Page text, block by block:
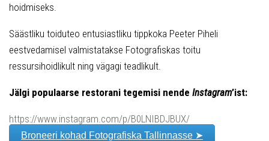
hoidmiseks.
Säästliku toiduteo entusiastliku tippkoka Peeter Piheli
eestvedamisel valmistatakse Fotografiskas toitu
ressursihoidlikult ning vägagi teadlikult.
Jälgi populaarse restorani tegemisi nende Instagram’ist:
https://www.instagram.com/p/B0LNIBDJBUX/
Broneeri kohad Fotografiska Tallinnasse ➤